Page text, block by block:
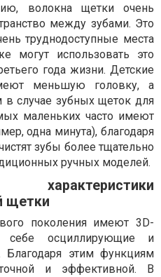
волокна щетки очень
между зубами. Это
труднодоступные места
могут использовать это
года жизни. Детские
меньшую головку, а
в случае зубных щеток для
маленьких часто имеют
одна минута), благодаря
зубы более тщательно
ручных моделей.
характеристики
щетки
поколения имеют 3D-
себе осциллирующие и
Благодаря этим функциям
и эффективной. В